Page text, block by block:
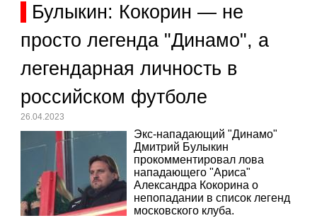
Булыкин: Кокорин — не
просто легенда "Динамо", а
легендарная личность в
российском футболе
26.04.2023
Экс-нападающий "Динамо"
Дмитрий Булыкин
прокомментировал лова
нападающего "Ариса"
Александра Кокорина о
непопадании в список легенд
московского клуба.